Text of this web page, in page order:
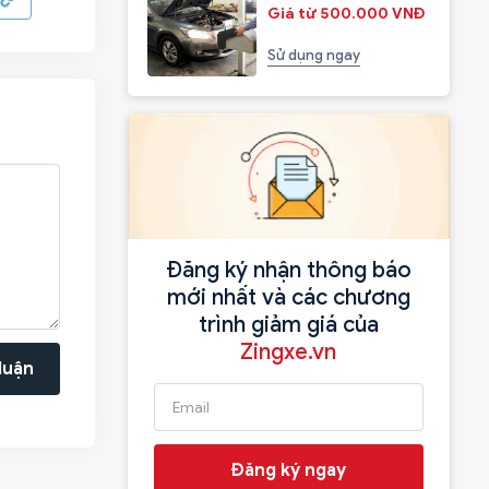
Giá từ 500.000 VNĐ
Sử dụng ngay
Đăng ký nhận thông báo
mới nhất và các chương
trình giảm giá của
Zingxe.vn
Đăng ký ngay